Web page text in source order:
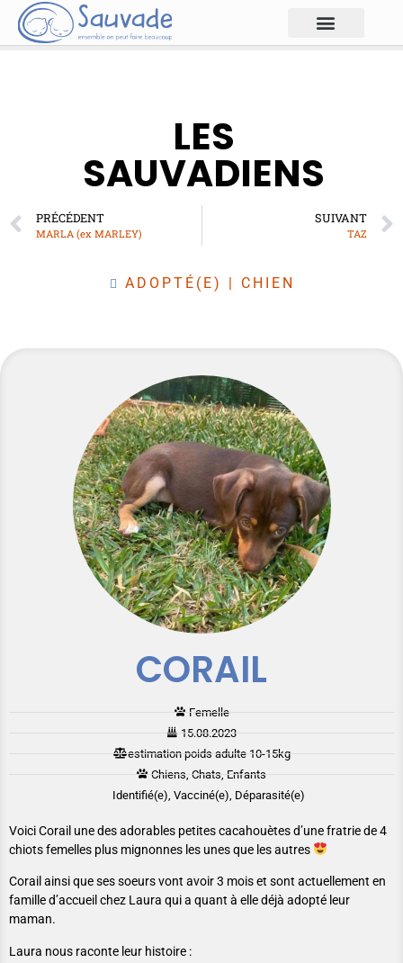
LES
SAUVADIENS
PRÉCÉDENT
MARLA (ex MARLEY)
SUIVANT
TAZ
ADOPTÉ(E) | CHIEN
CORAIL
Femelle
15.08.2023
estimation poids adulte 10-15kg
Chiens, Chats, Enfants
Identifié(e), Vacciné(e), Déparasité(e)
Voici Corail une des adorables petites cacahouètes d’une fratrie de 4
chiots femelles plus mignonnes les unes que les autres
Corail ainsi que ses soeurs vont avoir 3 mois et sont actuellement en
famille d’accueil chez Laura qui a quant à elle déjà adopté leur
maman.
Laura nous raconte leur histoire :